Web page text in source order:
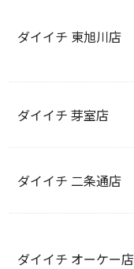
ダイイチ 東旭川店
ダイイチ 芽室店
ダイイチ 二条通店
ダイイチ オーケー店